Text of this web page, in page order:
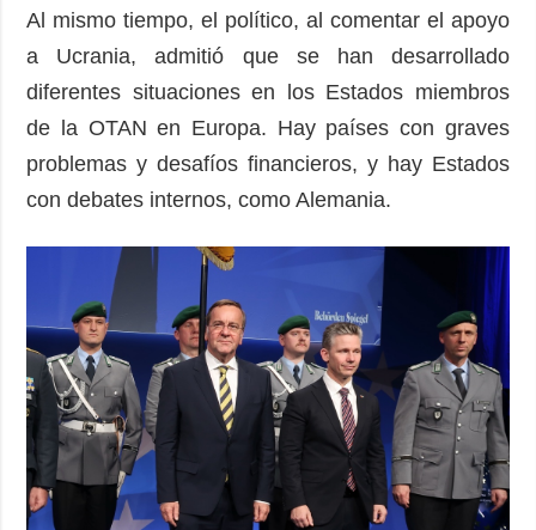
Al mismo tiempo, el político, al comentar el apoyo
a Ucrania, admitió que se han desarrollado
diferentes situaciones en los Estados miembros
de la OTAN en Europa. Hay países con graves
problemas y desafíos financieros, y hay Estados
con debates internos, como Alemania.